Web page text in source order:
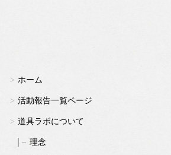
ホーム
活動報告一覧ページ
道具ラボについて
理念